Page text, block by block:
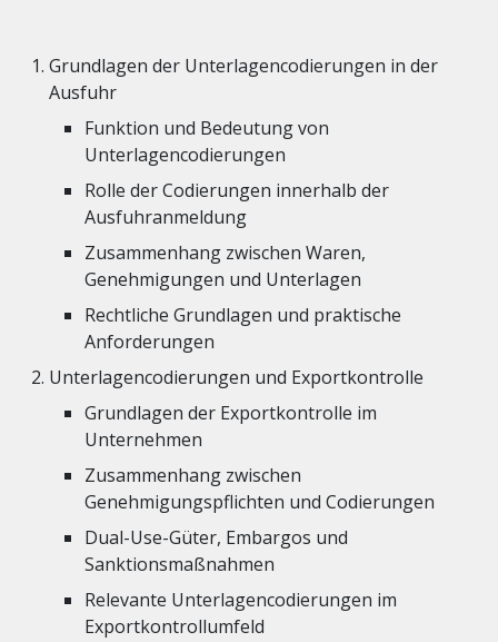
Grundlagen der Unterlagencodierungen in der
Ausfuhr
Funktion und Bedeutung von
Unterlagencodierungen
Rolle der Codierungen innerhalb der
Ausfuhranmeldung
Zusammenhang zwischen Waren,
Genehmigungen und Unterlagen
Rechtliche Grundlagen und praktische
Anforderungen
Unterlagencodierungen und Exportkontrolle
Grundlagen der Exportkontrolle im
Unternehmen
Zusammenhang zwischen
Genehmigungspflichten und Codierungen
Dual-Use-Güter, Embargos und
Sanktionsmaßnahmen
Relevante Unterlagencodierungen im
Exportkontrollumfeld